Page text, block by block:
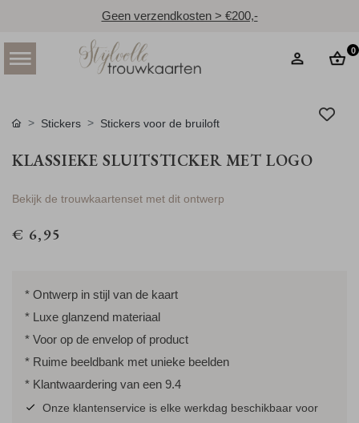
Geen verzendkosten > €200,-
0
Stickers Stickers voor de bruiloft
KLASSIEKE SLUITSTICKER MET LOGO
Bekijk de trouwkaartenset met dit ontwerp
€ 6,95
* Ontwerp in stijl van de kaart
* Luxe glanzend materiaal
* Voor op de envelop of product
* Ruime beeldbank met unieke beelden
* Klantwaardering van een 9.4
Onze klantenservice is elke werkdag beschikbaar voor